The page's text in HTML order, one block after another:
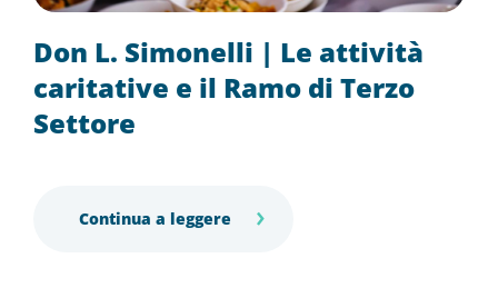
Don L. Simonelli | Le attività
caritative e il Ramo di Terzo
Settore
Continua a leggere